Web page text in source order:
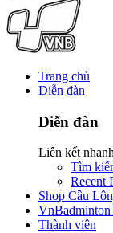
Trang chủ
Diễn đàn
Diễn đàn
Liên kết nhanh
Tìm
Recent
Shop Cầu
Thành viên